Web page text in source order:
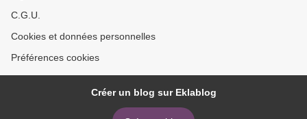
C.G.U.
Cookies et données personnelles
Préférences cookies
Créer un blog sur Eklablog